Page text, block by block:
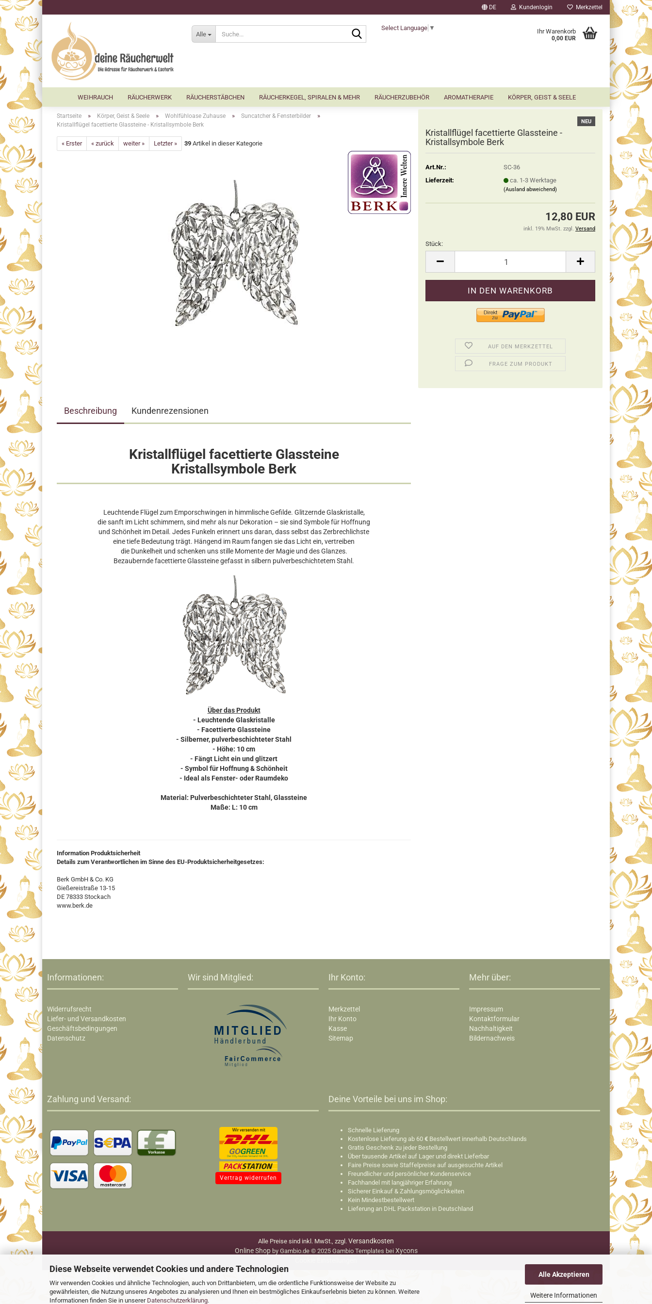
Diese Webseite verwendet Cookies und andere Technologien
Wir verwenden Cookies und ähnliche Technologien, auch von Drittanbietern, um die ordentliche Funktionsweise der Website zu
gewährleisten, die Nutzung unseres Angebotes zu analysieren und Ihnen ein bestmögliches Einkaufserlebnis bieten zu können. Weitere
Informationen finden Sie in unserer Datenschutzerklärung.
Alle Akzeptieren
Weitere Informationen
DE Kundenlogin Merkzettel
Alle
Suche...Select Language ▼ Ihr Warenkorb
0,00 EUR
WEIHRAUCH RÄUCHERWERK RÄUCHERSTÄBCHEN RÄUCHERKEGEL, SPIRALEN & MEHR RÄUCHERZUBEHÖR AROMATHERAPIE KÖRPER, GEIST & SEELE
Startseite » Körper, Geist & Seele » Wohlfühloase Zuhause » Suncatcher & Fensterbilder »
Kristallflügel facettierte Glassteine - Kristallsymbole Berk
« Erster « zurück weiter » Letzter » 39 Artikel in dieser Kategorie
NEU
Kristallflügel facettierte Glassteine -
Kristallsymbole Berk
Art.Nr.:
SC-36
Lieferzeit:
ca. 1-3 Werktage
(Ausland abweichend)
12,80 EUR
inkl. 19% MwSt. zzgl. Versand
Stück:
Stück
AUF DEN MERKZETTEL
FRAGE ZUM PRODUKT
Beschreibung Kundenrezensionen
Kristallflügel facettierte Glassteine
Kristallsymbole Berk
Leuchtende Flügel zum Emporschwingen in himmlische Gefilde. Glitzernde Glaskristalle,
die sanft im Licht schimmern, sind mehr als nur Dekoration – sie sind Symbole für Hoffnung
und Schönheit im Detail. Jedes Funkeln erinnert uns daran, dass selbst das Zerbrechlichste
eine tiefe Bedeutung trägt. Hängend im Raum fangen sie das Licht ein, vertreiben
die Dunkelheit und schenken uns stille Momente der Magie und des Glanzes.
Bezaubernde facettierte Glassteine gefasst in silbern pulverbeschichtetem Stahl.
Über das Produkt
- Leuchtende Glaskristalle
- Facettierte Glassteine
- Silberner, pulverbeschichteter Stahl
- Höhe: 10 cm
- Fängt Licht ein und glitzert
- Symbol für Hoffnung & Schönheit
- Ideal als Fenster- oder Raumdeko
Material: Pulverbeschichteter Stahl, Glassteine
Maße: L: 10 cm
Information Produktsicherheit
Details zum Verantwortlichen im Sinne des EU-Produktsicherheitgesetzes:
Berk GmbH & Co. KG
Gießereistraße 13-15
DE 78333 Stockach
www.berk.de
Informationen:
Widerrufsrecht
Liefer- und Versandkosten
Geschäftsbedingungen
Datenschutz
Wir sind Mitglied: Ihr Konto:
Merkzettel
Ihr Konto
Kasse
Sitemap
Mehr über:
Impressum
Kontaktformular
Nachhaltigkeit
Bildernachweis
Zahlung und Versand:
Vertrag widerrufen
Deine Vorteile bei uns im Shop:​
Schnelle Lieferung
Kostenlose Lieferung ab 60 € Bestellwert innerhalb Deutschlands
Gratis Geschenk zu jeder Bestellung
Über tausende Artikel auf Lager und direkt Lieferbar
Faire Preise sowie Staffelpreise auf ausgesuchte Artikel
Freundlicher und persönlicher Kundenservice
Fachhandel mit langjähriger Erfahrung
Sicherer Einkauf & Zahlungsmöglichkeiten
Kein Mindestbestellwert
Lieferung an DHL Packstation in Deutschland
Alle Preise sind inkl. MwSt., zzgl. Versandkosten
Online Shopby Gambio.de © 2025 Gambio Templates bei Xycons